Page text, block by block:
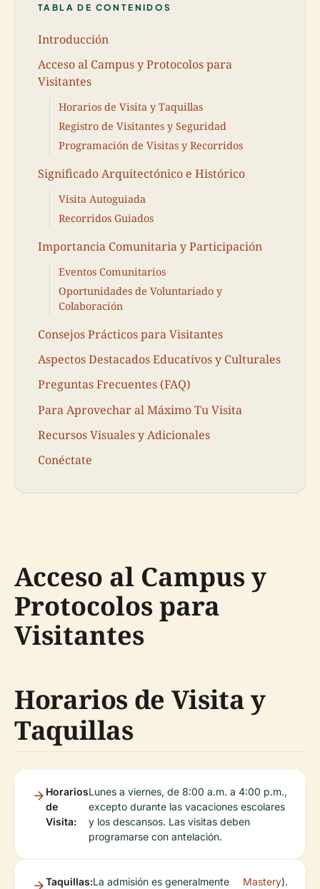
TABLA DE CONTENIDOS
Introducción
Acceso al Campus y Protocolos para
Visitantes
Horarios de Visita y Taquillas
Registro de Visitantes y Seguridad
Programación de Visitas y Recorridos
Significado Arquitectónico e Histórico
Visita Autoguiada
Recorridos Guiados
Importancia Comunitaria y Participación
Eventos Comunitarios
Oportunidades de Voluntariado y
Colaboración
Consejos Prácticos para Visitantes
Aspectos Destacados Educativos y Culturales
Preguntas Frecuentes (FAQ)
Para Aprovechar al Máximo Tu Visita
Recursos Visuales y Adicionales
Conéctate
Acceso al Campus y
Protocolos para
Visitantes
Horarios de Visita y
Taquillas
Horarios
de
Visita:
Lunes a viernes, de 8:00 a.m. a 4:00 p.m.,
excepto durante las vacaciones escolares
y los descansos. Las visitas deben
programarse con antelación.
Taquillas:La admisión es generalmente
Mastery).